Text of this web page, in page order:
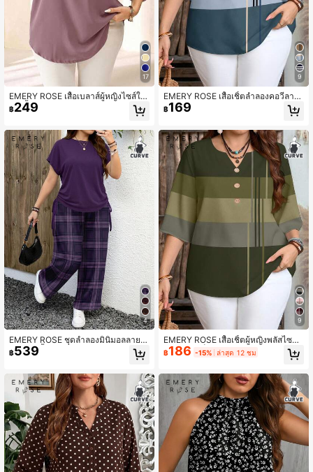
17
EMERY ROSE เสื้อเบลาส์ผู้หญิงไซส์ให
ญ่ สีพื้น คอวีเว้า ลำลอง สำหรับใส่ประ
จำวัน
฿249
4
EMERY ROSE ชุดลำลองมินิมอลลายเสื
อดาว 2 ชิ้น เหมาะสำหรับฤดูร้อน
฿539
9
EMERY ROSE เสื้อเชิ้ตลำลองคอวีลาย
ทางแขน 3/4 ส่วนสำหรับผู้หญิง
฿169
9
EMERY ROSE เสื้อเชิ้ตผู้หญิงพลัสไซส์
คอวี ลายบล็อกสี สวมใส่สบาย เหมาะสำ
หรับใส่ในชีวิตประจำวัน เหมาะสำหรับฤ
฿186 -15% ล่าสุด 12 ชม